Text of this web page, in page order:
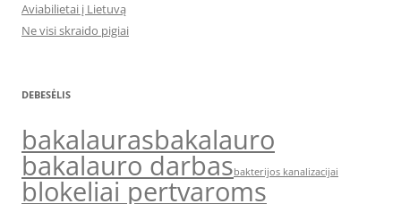
Aviabilietai į Lietuvą
Ne visi skraido pigiai
DEBESĖLIS
bakalaurasbakalauro
bakalauro darbasbakterijos kanalizacijai
blokeliai pertvaroms